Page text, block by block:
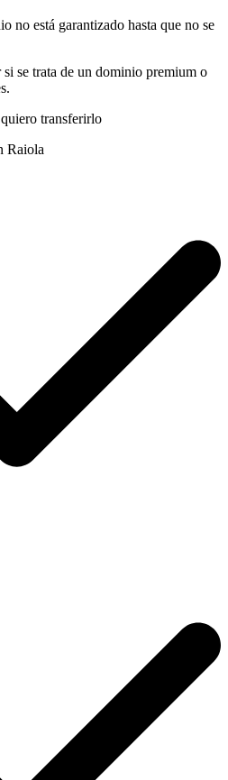
no está garantizado hasta que no se
se trata de un dominio premium o
transferirlo
Raiola